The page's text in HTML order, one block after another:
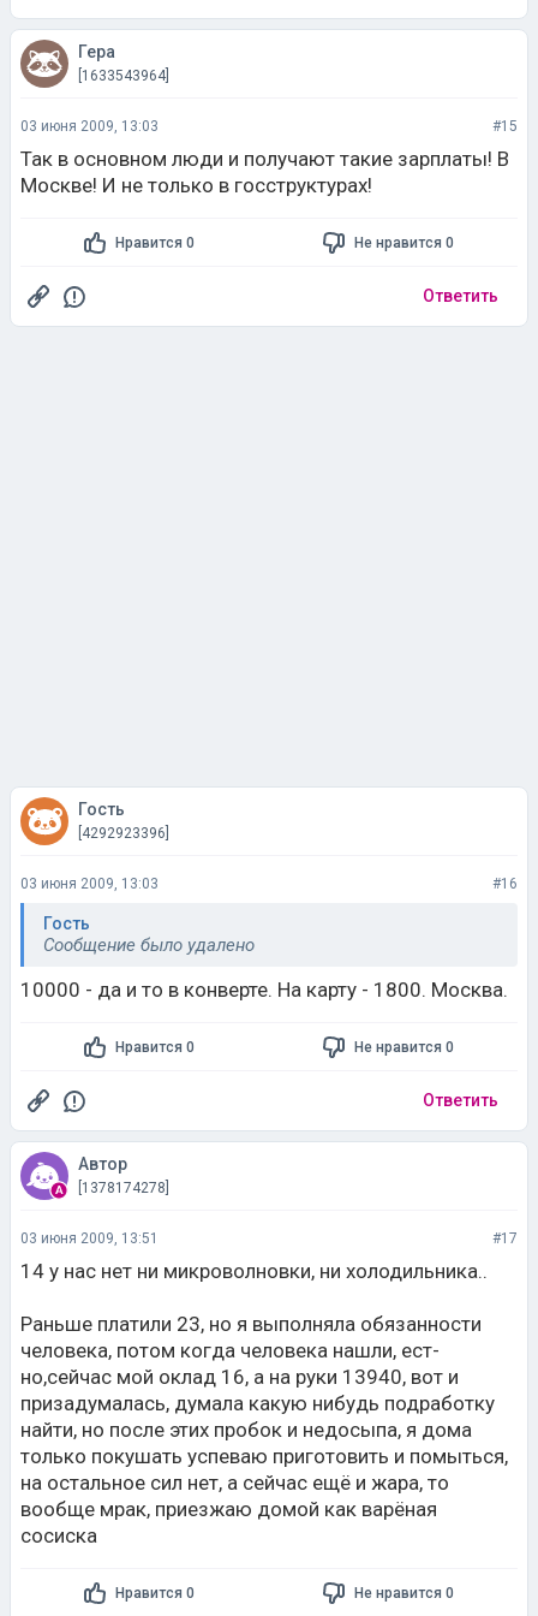
Гера
[1633543964]
03 июня 2009, 13:03 #15
Так в основном люди и получают такие зарплаты! В
Москве! И не только в госструктурах!
Нравится 0 Не нравится 0
Ответить
Гость
[4292923396]
03 июня 2009, 13:03 #16
Гость
Сообщение было удалено
10000 - да и то в конверте. На карту - 1800. Москва.
Нравится 0 Не нравится 0
Ответить
Автор
[1378174278]
03 июня 2009, 13:51 #17
14 у нас нет ни микроволновки, ни холодильника..
Раньше платили 23, но я выполняла обязанности
человека, потом когда человека нашли, ест-
но,сейчас мой оклад 16, а на руки 13940, вот и
призадумалась, думала какую нибудь подработку
найти, но после этих пробок и недосыпа, я дома
только покушать успеваю приготовить и помыться,
на остальное сил нет, а сейчас ещё и жара, то
вообще мрак, приезжаю домой как варёная
сосиска
Нравится 0 Не нравится 0